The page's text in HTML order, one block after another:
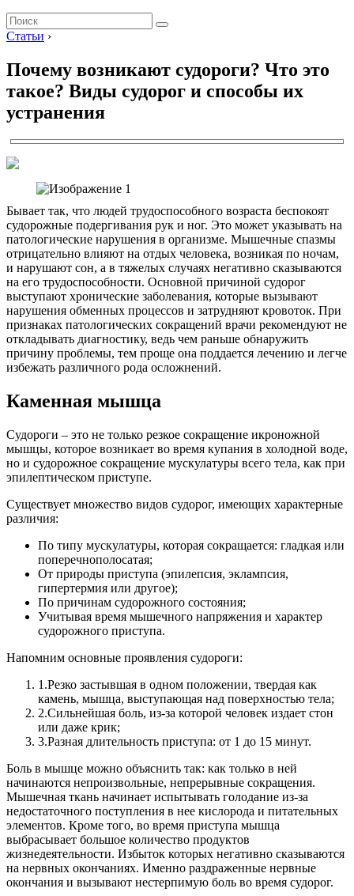
Статьи ›
Почему возникают судороги? Что это
такое? Виды судорог и способы их
устранения
Бывает так, что людей трудоспособного возраста беспокоят
судорожные подергивания рук и ног. Это может указывать на
патологические нарушения в организме. Мышечные спазмы
отрицательно влияют на отдых человека, возникая по ночам,
и нарушают сон, а в тяжелых случаях негативно сказываются
на его трудоспособности. Основной причиной судорог
выступают хронические заболевания, которые вызывают
нарушения обменных процессов и затрудняют кровоток. При
признаках патологических сокращений врачи рекомендуют не
откладывать диагностику, ведь чем раньше обнаружить
причину проблемы, тем проще она поддается лечению и легче
избежать различного рода осложнений.
Каменная мышца
Судороги – это не только резкое сокращение икроножной
мышцы, которое возникает во время купания в холодной воде,
но и судорожное сокращение мускулатуры всего тела, как при
эпилептическом приступе.
Существует множество видов судорог, имеющих характерные
различия:
По типу мускулатуры, которая сокращается: гладкая или
поперечнополосатая;
От природы приступа (эпилепсия, эклампсия,
гипертермия или другое);
По причинам судорожного состояния;
Учитывая время мышечного напряжения и характер
судорожного приступа.
Напомним основные проявления судороги:
1.Резко застывшая в одном положении, твердая как
камень, мышца, выступающая над поверхностью тела;
2.Сильнейшая боль, из-за которой человек издает стон
или даже крик;
3.Разная длительность приступа: от 1 до 15 минут.
Боль в мышце можно объяснить так: как только в ней
начинаются непроизвольные, непрерывные сокращения.
Мышечная ткань начинает испытывать голодание из-за
недостаточного поступления в нее кислорода и питательных
элементов. Кроме того, во время приступа мышца
выбрасывает большое количество продуктов
жизнедеятельности. Избыток которых негативно сказываются
на нервных окончаниях. Именно раздраженные нервные
окончания и вызывают нестерпимую боль во время судорог.